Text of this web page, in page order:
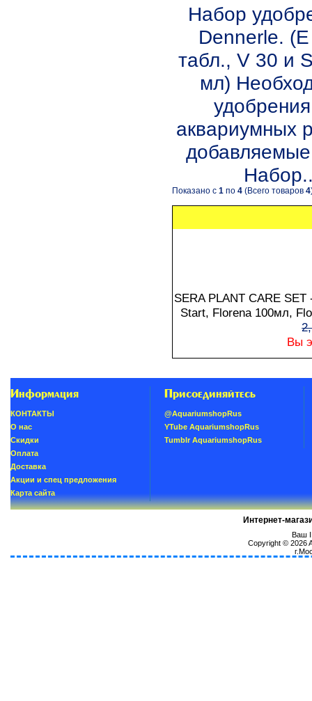
Набор
Dennerle.
табл., V 30 и
мл)
аквариумных
добавляемые
Показано с 1по 4(Всего товаров 4
SERA PLANT CARE
Start, Florena 100мл,
Вы
Информация
КОНТАКТЫ
О нас
Скидки
Oплатa
Доставка
Акции и спец предложения
Карта сайта
Присоединяйтесь
@AquariumshopRus
YTube AquariumshopRus
Tumblr AquariumshopRus
Интернет-
Ваш
Copyright © 2026